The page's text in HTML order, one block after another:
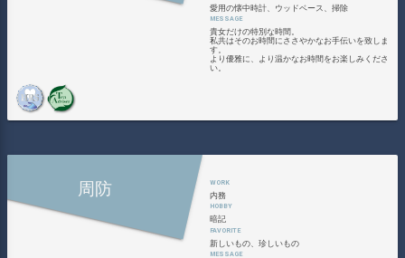
愛用の懐中時計、ウッドベース、掃除
貴女だけの特別な時間。
私共はそのお時間にささやかなお手伝いを致しま
す。
より優雅に、より温かなお時間をお楽しみくださ
い。
周防 内務
暗記
新しいもの、珍しいもの